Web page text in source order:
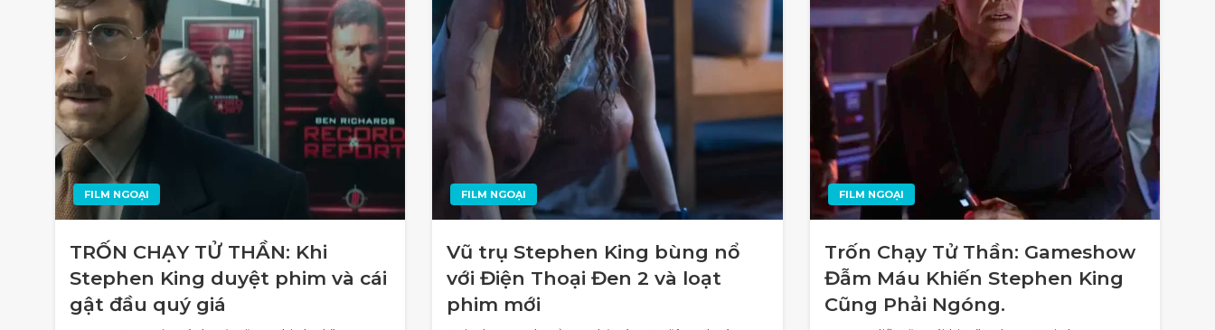
FILM NGOẠI
TRỐN CHẠY TỬ THẦN: Khi
Stephen King duyệt phim và cái
gật đầu quý giá
FILM NGOẠI
Vũ trụ Stephen King bùng nổ
với Điện Thoại Đen 2 và loạt
phim mới
FILM NGOẠI
Trốn Chạy Tử Thần: Gameshow
Đẫm Máu Khiến Stephen King
Cũng Phải Ngóng.